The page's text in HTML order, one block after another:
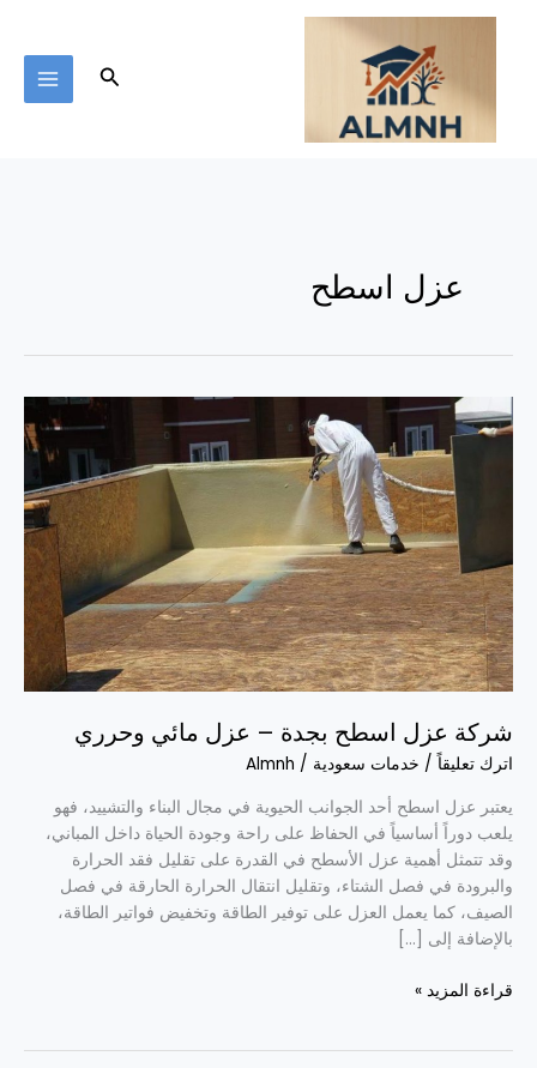
تخطي
البحث
عزل اسطح
شركة عزل اسطح بجدة – عزل مائي وحرري
اترك تعليقاً / خدمات سعودية /
Almnh
يعتبر عزل اسطح أحد الجوانب الحيوية في مجال البناء والتشييد، فهو
يلعب دوراً أساسياً في الحفاظ على راحة وجودة الحياة داخل المباني،
وقد تتمثل أهمية عزل الأسطح في القدرة على تقليل فقد الحرارة
والبرودة في فصل الشتاء، وتقليل انتقال الحرارة الحارقة في فصل
الصيف، كما يعمل العزل على توفير الطاقة وتخفيض فواتير الطاقة،
بالإضافة إلى […]
شركة
عزل
مائي
وحرري
قراءة المزيد »